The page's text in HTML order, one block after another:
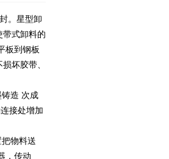
。星型卸
带式卸料的
板到钢板
坏胶带、
造 次成
接处增加
物料送
，传动